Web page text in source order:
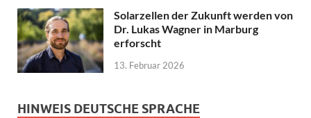
Solarzellen der Zukunft werden von
Dr. Lukas Wagner in Marburg
erforscht
13. Februar 2026
HINWEIS DEUTSCHE SPRACHE